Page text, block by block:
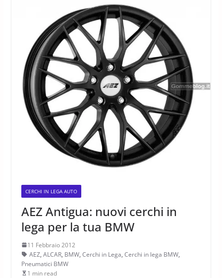
CERCHI IN LEGA AUTO
AEZ Antigua: nuovi cerchi in
lega per la tua BMW
11 Febbraio 2012
AEZ, ALCAR, BMW, Cerchi in Lega, Cerchi in lega BMW,
Pneumatici BMW
1 min read